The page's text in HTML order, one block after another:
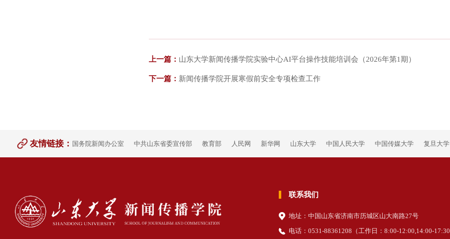
上一篇： 山东大学新闻传播学院实验中心AI平台操作技能培训会（2026年第1期）
下一篇： 新闻传播学院开展寒假前安全专项检查工作
友情链接： 国务院新闻办公室 中共山东省委宣传部 教育部 人民网 新华网 山东大学 中国人民大学 中国传媒大学 复旦大学
联系我们
地址：中国山东省济南市历城区山大南路27号
电话：0531-88361208（工作日 ：8:00-12:00,14:00-17:30